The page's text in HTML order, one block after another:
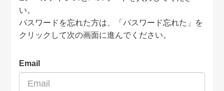
い。
パスワードを忘れた方は、「パスワード忘れた」を
クリックして次の画面に進んでください。
Email